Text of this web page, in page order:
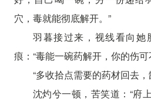
穴，毒就能彻底解开。”
羽暮接过来，视线看向她
痕：“毒能一碗药解开，你的伤
“多收拾点需要的药材回去
沈灼兮一顿，苦笑道：“府